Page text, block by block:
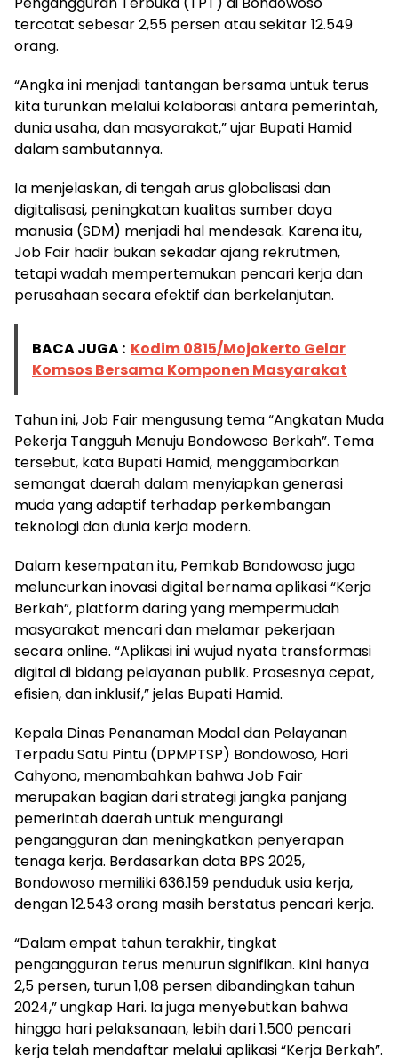
tercatat sebesar 2,55 persen atau sekitar 12.549
orang.
“Angka ini menjadi tantangan bersama untuk terus
kita turunkan melalui kolaborasi antara pemerintah,
dunia usaha, dan masyarakat,” ujar Bupati Hamid
dalam sambutannya.
Ia menjelaskan, di tengah arus globalisasi dan
digitalisasi, peningkatan kualitas sumber daya
manusia (SDM) menjadi hal mendesak. Karena itu,
Job Fair hadir bukan sekadar ajang rekrutmen,
tetapi wadah mempertemukan pencari kerja dan
perusahaan secara efektif dan berkelanjutan.
BACA JUGA : Kodim 0815/Mojokerto Gelar
Komsos Bersama Komponen Masyarakat
Tahun ini, Job Fair mengusung tema “Angkatan Muda
Pekerja Tangguh Menuju Bondowoso Berkah”. Tema
tersebut, kata Bupati Hamid, menggambarkan
semangat daerah dalam menyiapkan generasi
muda yang adaptif terhadap perkembangan
teknologi dan dunia kerja modern.
Dalam kesempatan itu, Pemkab Bondowoso juga
meluncurkan inovasi digital bernama aplikasi “Kerja
Berkah”, platform daring yang mempermudah
masyarakat mencari dan melamar pekerjaan
secara online. “Aplikasi ini wujud nyata transformasi
digital di bidang pelayanan publik. Prosesnya cepat,
efisien, dan inklusif,” jelas Bupati Hamid.
Kepala Dinas Penanaman Modal dan Pelayanan
Terpadu Satu Pintu (DPMPTSP) Bondowoso, Hari
Cahyono, menambahkan bahwa Job Fair
merupakan bagian dari strategi jangka panjang
pemerintah daerah untuk mengurangi
pengangguran dan meningkatkan penyerapan
tenaga kerja. Berdasarkan data BPS 2025,
Bondowoso memiliki 636.159 penduduk usia kerja,
dengan 12.543 orang masih berstatus pencari kerja.
“Dalam empat tahun terakhir, tingkat
pengangguran terus menurun signifikan. Kini hanya
2,5 persen, turun 1,08 persen dibandingkan tahun
2024,” ungkap Hari. Ia juga menyebutkan bahwa
hingga hari pelaksanaan, lebih dari 1.500 pencari
kerja telah mendaftar melalui aplikasi “Kerja Berkah”.